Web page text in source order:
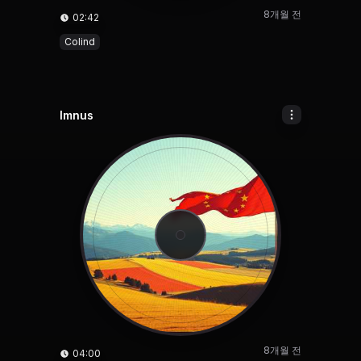
02:42 8개월 전
Colind
Imnus
04:00 8개월 전